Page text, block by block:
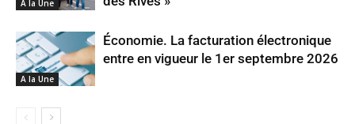
A la Une
A la Une
Économie. La facturation électronique
entre en vigueur le 1er septembre 2026